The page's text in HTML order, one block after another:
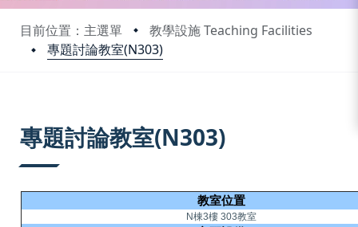
目前位置：主選單
教學設施 Teaching Facilities
專題討論教室(N303)
專題討論教室(N303)
教室位置
N棟3樓 303教室